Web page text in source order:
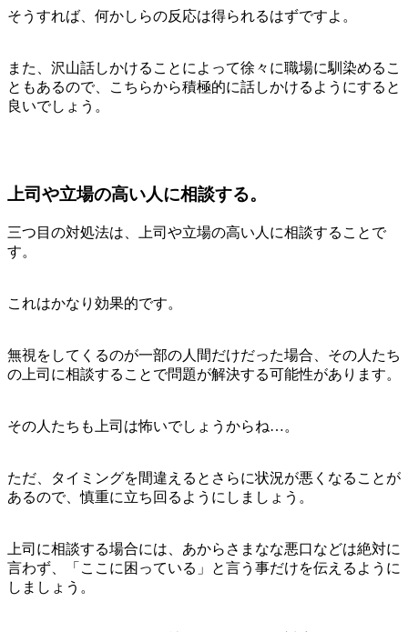
そうすれば、何かしらの反応は得られるはずですよ。
また、沢山話しかけることによって徐々に職場に馴染めるこ
ともあるので、こちらから積極的に話しかけるようにすると
良いでしょう。
上司や立場の高い人に相談する。
三つ目の対処法は、上司や立場の高い人に相談することで
す。
これはかなり効果的です。
無視をしてくるのが一部の人間だけだった場合、その人たち
の上司に相談することで問題が解決する可能性があります。
その人たちも上司は怖いでしょうからね…。
ただ、タイミングを間違えるとさらに状況が悪くなることが
あるので、慎重に立ち回るようにしましょう。
上司に相談する場合には、あからさまなな悪口などは絶対に
言わず、「ここに困っている」と言う事だけを伝えるように
しましょう。